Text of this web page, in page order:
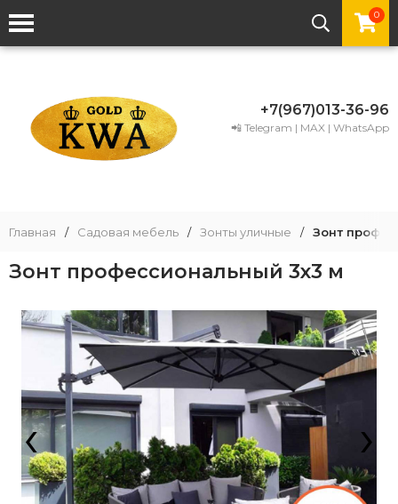
0
+7(967)013-36-96
📲 Telegram | MAX | WhatsApp
Главная / Садовая мебель / Зонты уличные / Зонт
Зонт профессиональный 3х3 м
‹ ›